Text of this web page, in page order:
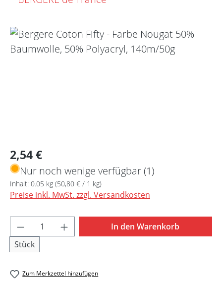
Bildergalerie überspringen
Regulärer Preis:
2,54 €
Nur noch wenige verfügbar (1)
Inhalt: 0.05 kg (50,80 € / 1 kg)
Preise inkl. MwSt. zzgl. Versandkosten
Produkt Anzahl: Gib den gewünschten
Stück
In den Warenkorb
Zum Merkzettel hinzufügen